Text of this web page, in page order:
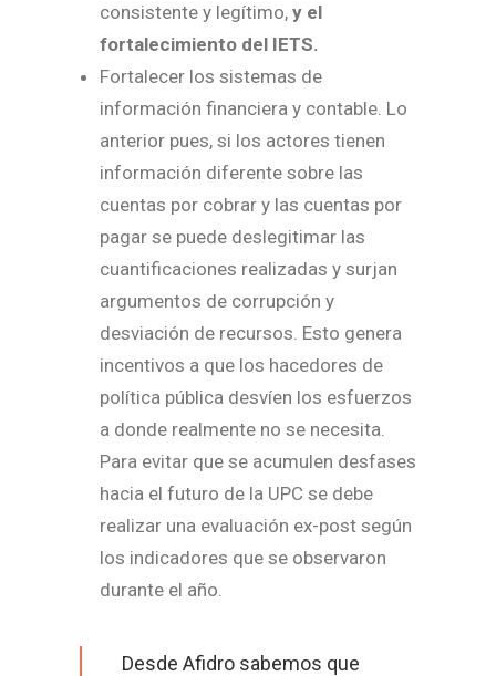
consistente y legítimo, y el
fortalecimiento del IETS.
Fortalecer los sistemas de
información financiera y contable. Lo
anterior pues, si los actores tienen
información diferente sobre las
cuentas por cobrar y las cuentas por
pagar se puede deslegitimar las
cuantificaciones realizadas y surjan
argumentos de corrupción y
desviación de recursos. Esto genera
incentivos a que los hacedores de
política pública desvíen los esfuerzos
a donde realmente no se necesita.
Para evitar que se acumulen desfases
hacia el futuro de la UPC se debe
realizar una evaluación ex-post según
los indicadores que se observaron
durante el año.
Desde Afidro sabemos que